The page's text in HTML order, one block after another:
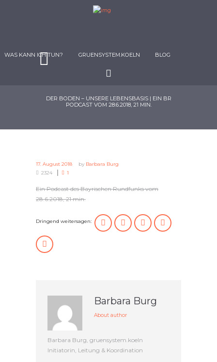
WAS KANN ICH TUN? GRUENSYSTEM.KOELN BLOG
DER BODEN – UNSERE LEBENSBASIS | EIN BR
PODCAST VOM 28.6.2018, 21 MIN.
17. August 2018 by Barbara Burg
2324
1
Ein Podcast des Bayrischen Rundfunks vom
28.6.2018, 21 min.
Dringend weitersagen:
Barbara Burg
About author
Barbara Burg, gruensystem.koeln
Initiatorin, Leitung & Koordination